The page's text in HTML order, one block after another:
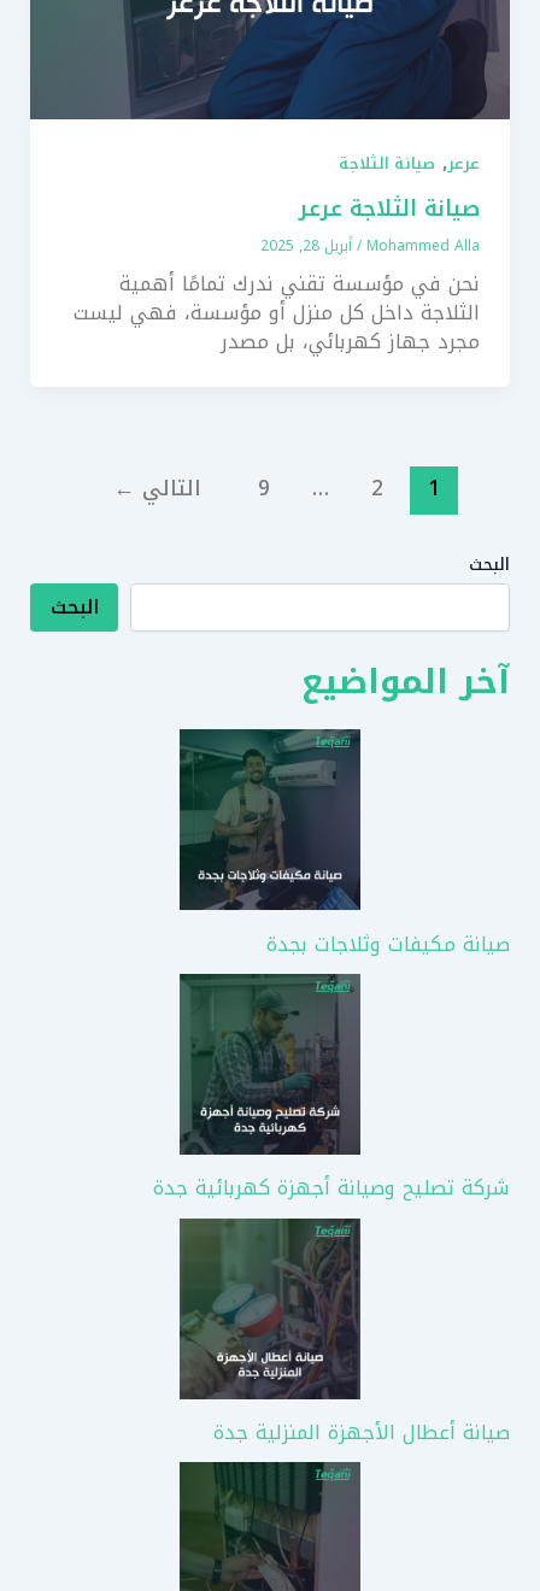
عرعر, صيانة الثلاجة
صيانة الثلاجة عرعر
Mohammed Alla
/أبريل 28, 2025
نحن في مؤسسة تقني ندرك تمامًا أهمية
الثلاجة داخل كل منزل أو مؤسسة، فهي ليست
مجرد جهاز كهربائي، بل مصدر
1
2
…
9 التالي ←
البحث
البحث
آخر المواضيع
صيانة مكيفات وثلاجات بجدة
شركة تصليح وصيانة أجهزة كهربائية جدة
صيانة أعطال الأجهزة المنزلية جدة